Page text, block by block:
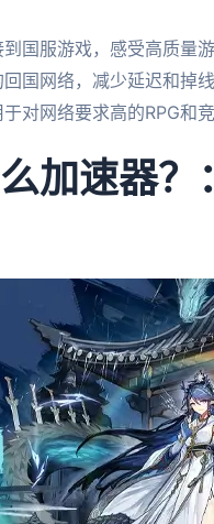
国服游戏，感受高质量游
国网络，减少延迟和掉线
对网络要求高的RPG和竞
加速器？